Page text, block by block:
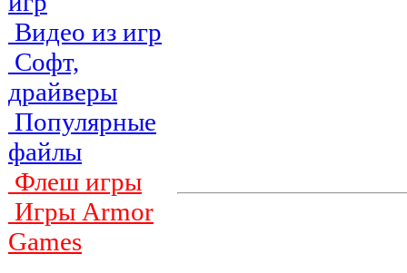
Видео из игр
Софт,
драйверы
Популярные
файлы
Флеш игры
Игры Armor
Games